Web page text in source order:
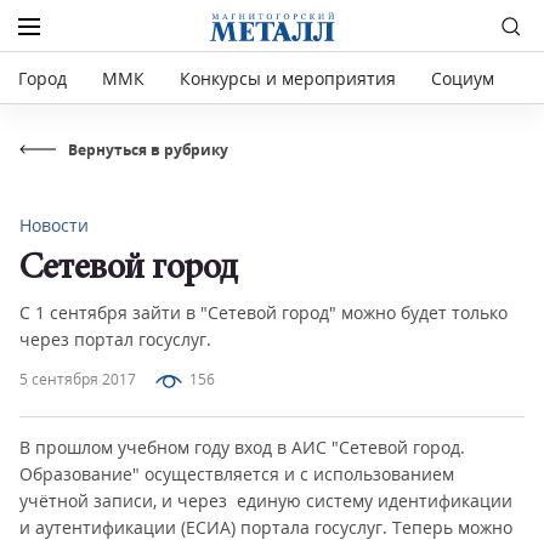
Город ММК Конкурсы и мероприятия Социум
Вернуться в рубрику
5 сентября 2017 156
Новости
Сетевой город
С 1 сентября зайти в "Сетевой город" можно будет только
через портал госуслуг.
В прошлом учебном году вход в АИС "Сетевой город.
Образование" осуществляется и с использованием
учётной записи, и через единую систему идентификации
и аутентификации (ЕСИА) портала госуслуг. Теперь можно